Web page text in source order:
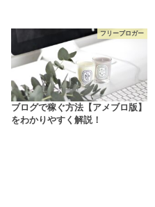
フリーブロガー
ブログで稼ぐ方法【アメブロ版】
をわかりやすく解説！